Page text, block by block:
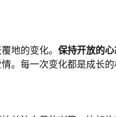
地的变化。 保持开放的心
。每一次变化都是成长的